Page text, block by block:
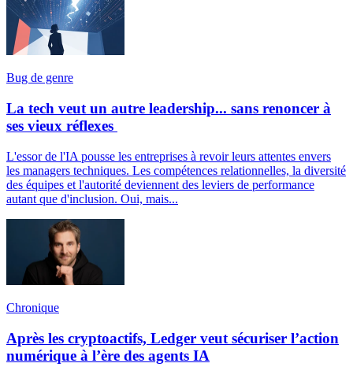
Bug de genre
La tech veut un autre leadership... sans renoncer à
ses vieux réflexes
L'essor de l'IA pousse les entreprises à revoir leurs attentes envers
les managers techniques. Les compétences relationnelles, la diversité
des équipes et l'autorité deviennent des leviers de performance
autant que d'inclusion. Oui, mais...
Chronique
Après les cryptoactifs, Ledger veut sécuriser l’action
numérique à l’ère des agents IA